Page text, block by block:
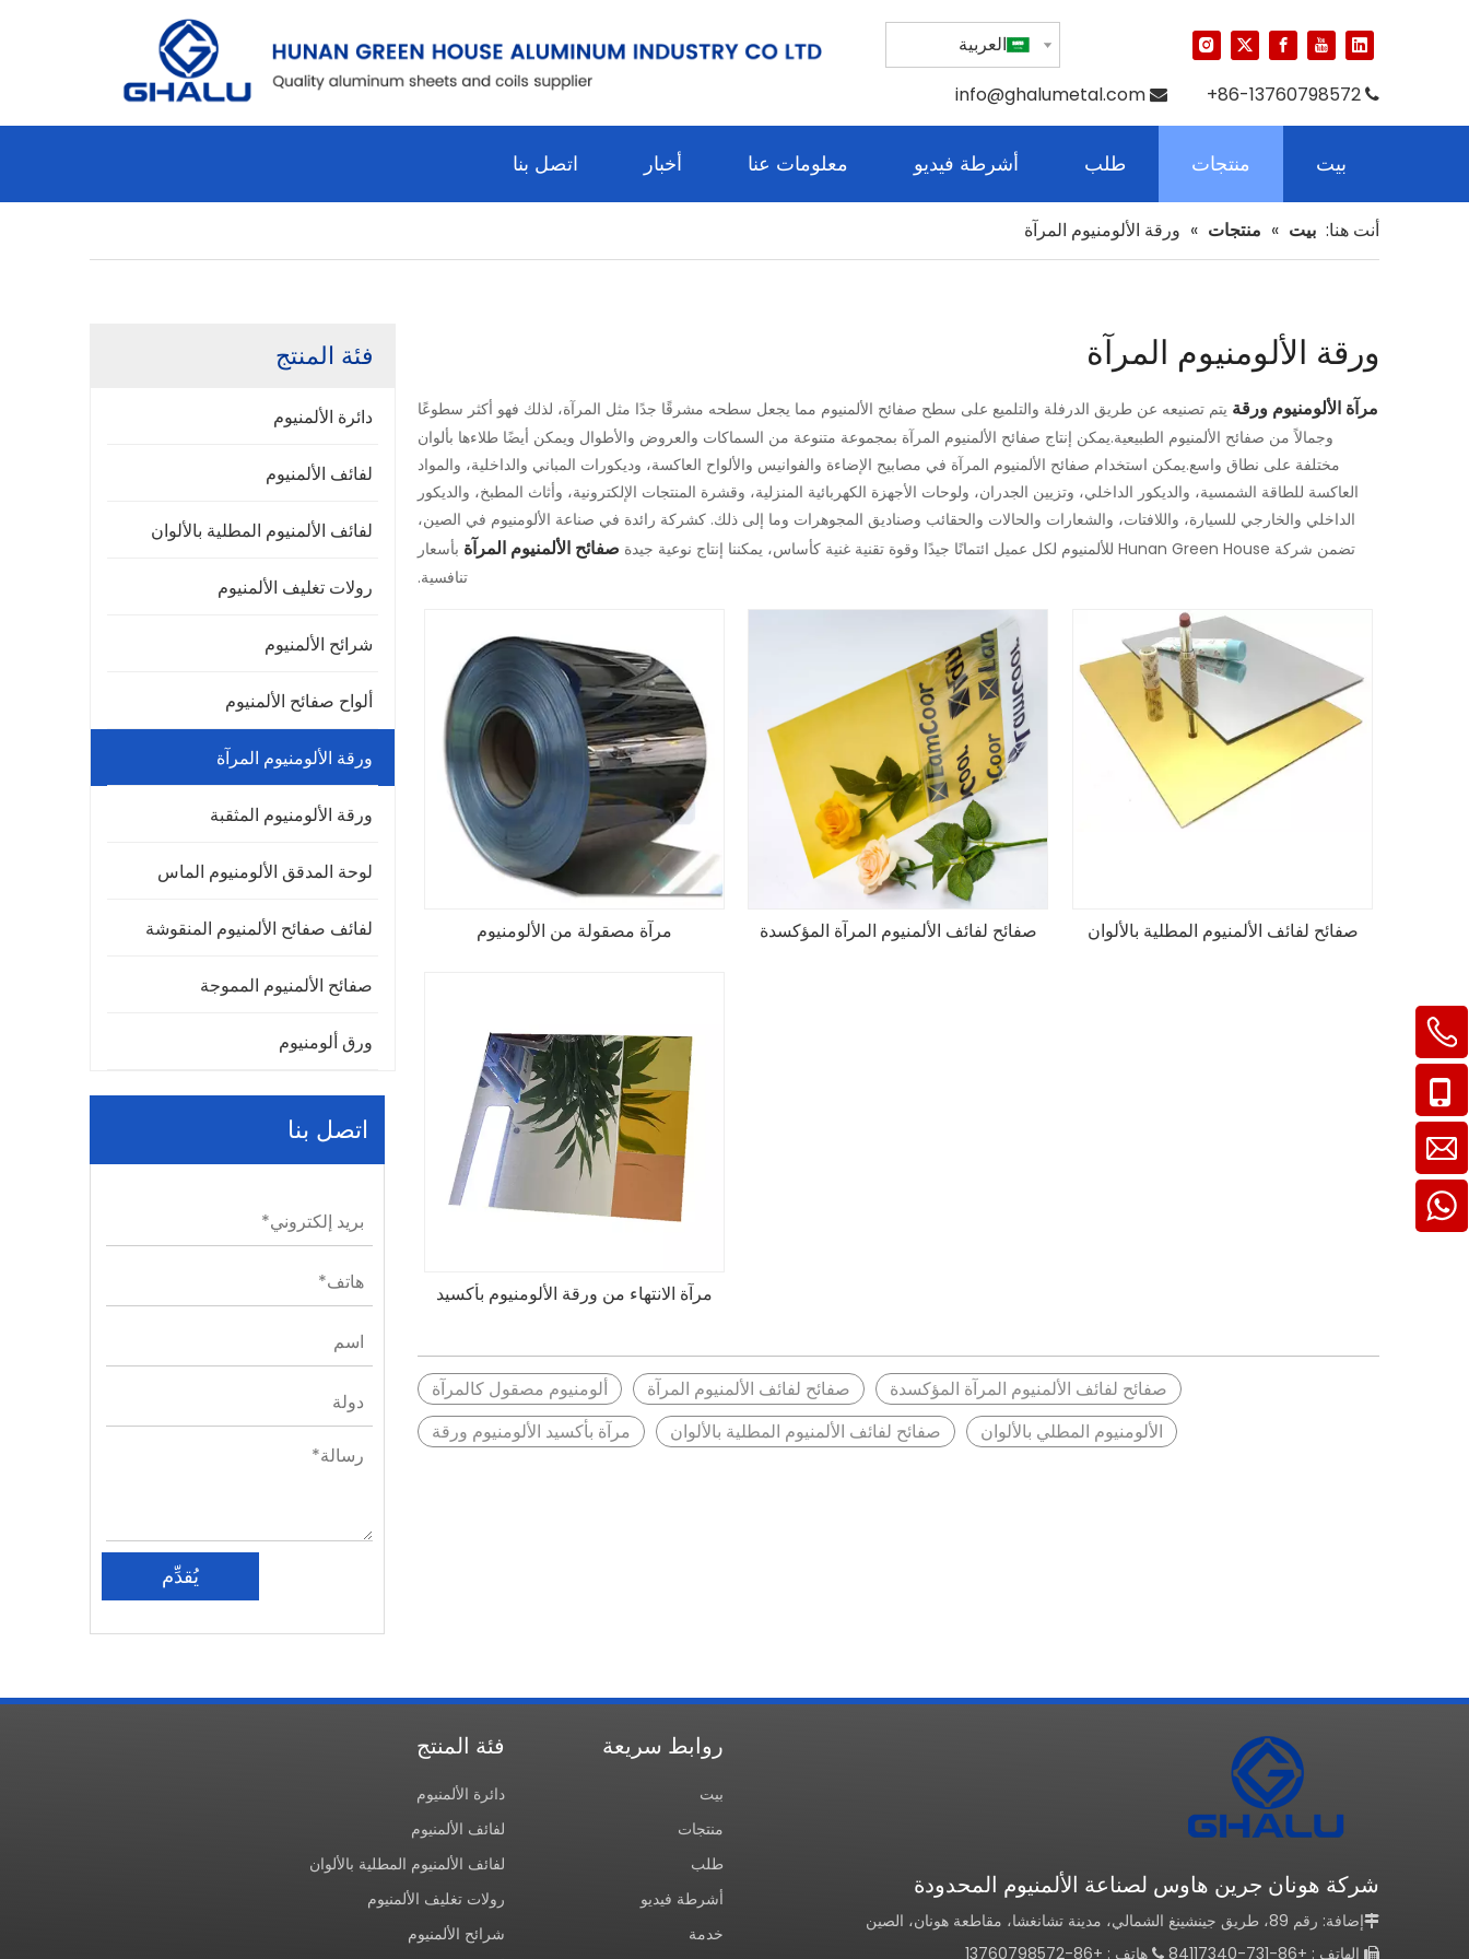
العربية


info@ghalumetal.com
بيت منتجات طلب أشرطة فيديو معلومات عنا أخبار اتصل بنا
أنت هنا: بيت » منتجات » ورقة الألومنيوم المرآة
فئة المنتج
دائرة الألمنيوم
لفائف الألمنيوم
لفائف الألمنيوم المطلية بالألوان
رولات تغليف الألمنيوم
شرائح الألمنيوم
ألواح صفائح الألمنيوم
ورقة الألومنيوم المرآة
ورقة الألومنيوم المثقبة
لوحة المدقق الألومنيوم الماس
لفائف صفائح الألمنيوم المنقوشة
صفائح الألمنيوم المموجة
ورق ألومنيوم
اتصل بنا
يُقدِّم
ورقة الألومنيوم المرآة
مرآة الألومنيوم ورقة يتم تصنيعه عن طريق الدرفلة والتلميع على سطح صفائح الألمنيوم مما يجعل سطحه مشرقًا جدًا مثل المرآة، لذلك فهو أكثر سطوعًا
وجمالاً من صفائح الألمنيوم الطبيعية.يمكن إنتاج صفائح الألمنيوم المرآة بمجموعة متنوعة من السماكات والعروض والأطوال ويمكن أيضًا طلاءها بألوان
مختلفة على نطاق واسع.يمكن استخدام صفائح الألمنيوم المرآة في مصابيح الإضاءة والفوانيس والألواح العاكسة، وديكورات المباني والداخلية، والمواد
العاكسة للطاقة الشمسية، والديكور الداخلي، وتزيين الجدران، ولوحات الأجهزة الكهربائية المنزلية، وقشرة المنتجات الإلكترونية، وأثاث المطبخ، والديكور
الداخلي والخارجي للسيارة، واللافتات، والشعارات والحالات والحقائب وصناديق المجوهرات وما إلى ذلك. كشركة رائدة في صناعة الألومنيوم في الصين،
تضمن شركة Hunan Green House للألمنيوم لكل عميل ائتمانًا جيدًا وقوة تقنية غنية كأساس، يمكننا إنتاج نوعية جيدة
صفائح الألمنيوم المرآة بأسعار
تنافسية.
مرآة مصقولة من الألومنيوم صفائح لفائف الألمنيوم المرآة المؤكسدة صفائح لفائف الألمنيوم المطلية بالألوان
مرآة الانتهاء من ورقة الألومنيوم بأكسيد
ألومنيوم مصقول كالمرآة صفائح لفائف الألمنيوم المرآة
صفائح لفائف الألمنيوم المرآة المؤكسدة
مرآة بأكسيد الألومنيوم ورقة
صفائح لفائف الألمنيوم المطلية بالألوان الألومنيوم المطلي بالألوان
شركة هونان جرين هاوس لصناعة الألمنيوم المحدودة
إضافة: رقم 89، طريق جينشينغ الشمالي، مدينة تشانغشا، مقاطعة هونان، الصين
 الهاتف : +86-731-84117340  هاتف : +86-13760798572
روابط سريعة
بيت
منتجات
طلب
أشرطة فيديو
خدمة
فئة المنتج
دائرة الألمنيوم
لفائف الألمنيوم
لفائف الألمنيوم المطلية بالألوان
رولات تغليف الألمنيوم
شرائح الألمنيوم